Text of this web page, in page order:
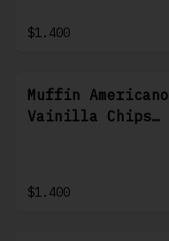
$1.400
Muffin Americano
Vainilla Chips
$1.400